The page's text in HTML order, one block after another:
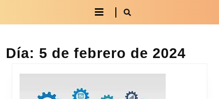
Botón
apertura
Día: 5 de febrero de 2024